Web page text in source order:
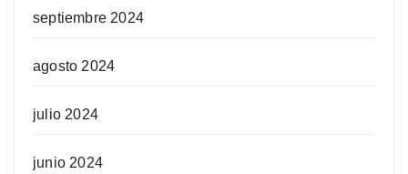
septiembre 2024
agosto 2024
julio 2024
junio 2024